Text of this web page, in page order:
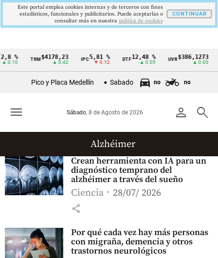
Cintillo
Colombia
%
0.10
TRM$4178,23
▲ 0.42
IPC5,81 %
▼ 0.12
DTF12,48 %
▲ 0.05
UVR$386,1273
▲ 0.03
Pico y Placa Medellín Sabado no no
person search
Sábado, 8 de Agosto de 2026
menu
Alzhéimer
Crean herramienta con IA para un
diagnóstico temprano del
alzhéimer a través del sueño
Ciencia 28/07/ 2026
share
Por qué cada vez hay más personas
con migraña, demencia y otros
trastornos neurológicos
Este portal emplea cookies internas y de terceros con fines
estadísticos, funcionales y publicitarios. Puede aceptarlas o
consultar más en nuestra politica de cookies
CONTINUAR